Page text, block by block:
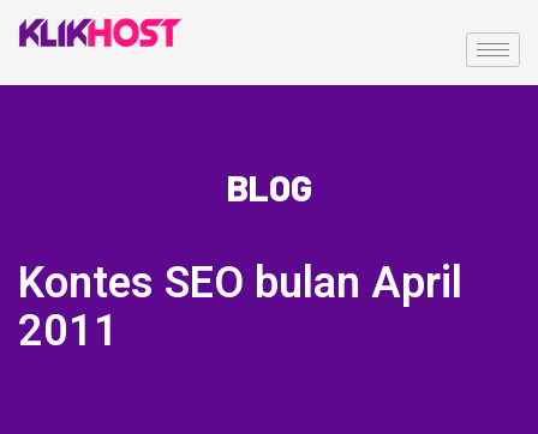
BLOG
Kontes SEO bulan April
2011